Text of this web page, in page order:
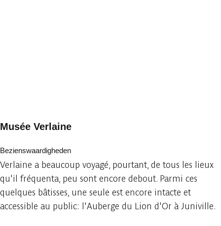
Musée Verlaine
Bezienswaardigheden
Verlaine a beaucoup voyagé, pourtant, de tous les lieux
qu'il fréquenta, peu sont encore debout. Parmi ces
quelques bâtisses, une seule est encore intacte et
accessible au public: l'Auberge du Lion d'Or à Juniville.